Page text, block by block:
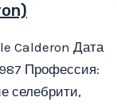
Calderon Дата
Профессия:
селебрити,